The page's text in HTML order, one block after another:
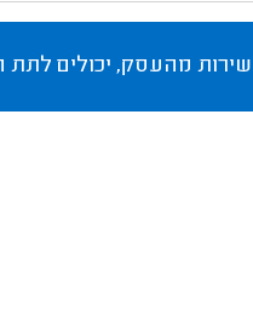
מהעסק, יכולים לתת